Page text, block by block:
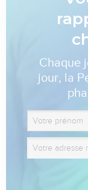
Chaque
jour, la